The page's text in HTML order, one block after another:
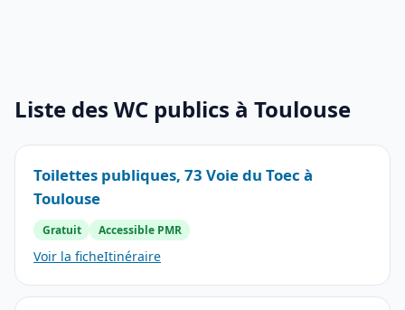
Liste des WC publics à Toulouse
Toilettes publiques, 73 Voie du Toec à
Toulouse
Gratuit Accessible PMR
Voir la ficheItinéraire